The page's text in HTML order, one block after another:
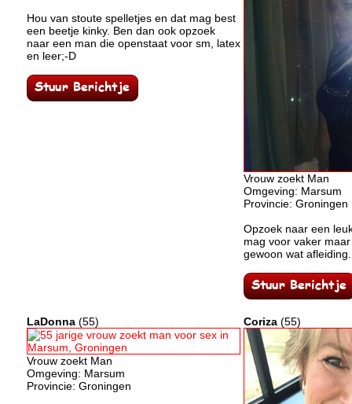
Hou van stoute spelletjes en dat mag best
een beetje kinky. Ben dan ook opzoek
naar een man die openstaat voor sm, latex
en leer;-D
Vrouw zoekt Man
Omgeving: Marsum
Provincie: Groningen
Opzoek naar een
mag voor vaker
gewoon wat afleiding.
LaDonna (55)
Vrouw zoekt Man
Omgeving: Marsum
Provincie: Groningen
Coriza (55)